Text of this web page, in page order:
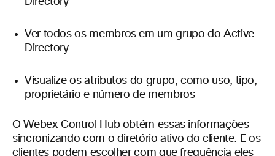
Ver todos os membros em um grupo do Active
Directory
Visualize os atributos do grupo, como uso, tipo,
proprietário e número de membros
O Webex Control Hub obtém essas informações
sincronizando com o diretório ativo do cliente. E os
clientes podem escolher com que frequência eles